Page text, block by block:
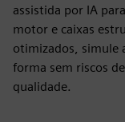
assistida por IA
motor e caixas
otimizados, simule
forma sem riscos
qualidade.